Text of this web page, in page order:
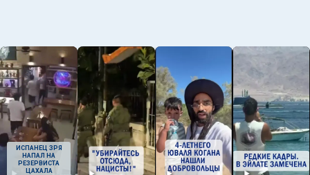
ИСПАНЕЦ ЗРЯ
НАПАЛ НА
РЕЗЕРВИСТА
ЦАХАЛА